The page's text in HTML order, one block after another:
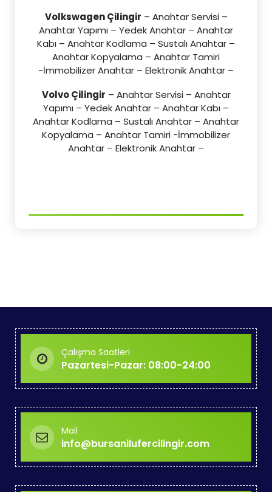
Volkswagen Çilingir – Anahtar Servisi –
Anahtar Yapımı – Yedek Anahtar – Anahtar
Kabı – Anahtar Kodlama – Sustalı Anahtar –
Anahtar Kopyalama – Anahtar Tamiri
-İmmobilizer Anahtar – Elektronik Anahtar –
Volvo Çilingir – Anahtar Servisi – Anahtar
Yapımı – Yedek Anahtar – Anahtar Kabı –
Anahtar Kodlama – Sustalı Anahtar – Anahtar
Kopyalama – Anahtar Tamiri -İmmobilizer
Anahtar – Elektronik Anahtar –
Çalışma Saatleri
Pazartesi-Pazar: 08:00-24:00
Mail
info@bursanilufercilingir.com